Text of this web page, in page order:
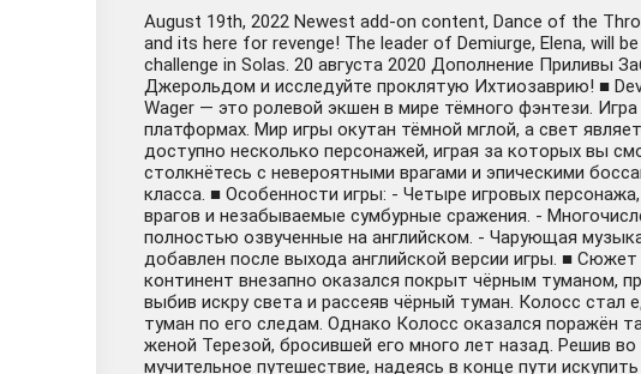
August 19th, 2022 Newest add-on content, Dance of the
and its here for revenge! The leader of Demiurge, Elena, will
challenge in Solas. 20 августа 2020 Дополнение Приливы
Джерольдом и исследуйте проклятую Ихтиозаврию! ■
Wager — это ролевой экшен в мире тёмного фэнтези.
платформах. Мир игры окутан тёмной мглой, а свет
доступно несколько персонажей, играя за которых вы
столкнётесь с невероятными врагами и эпическими
класса. ■ Особенности игры: - Четыре игровых
врагов и незабываемые сумбурные сражения. -
полностью озвученные на английском. - Чарующая
добавлен после выхода английской версии игры. ■
континент внезапно оказался покрыт чёрным туманом,
выбив искру света и рассеяв чёрный туман. Колосс
туман по его следам. Однако Колосс оказался поражён
женой Терезой, бросившей его много лет назад. Решив
мучительное путешествие, надеясь в конце пути